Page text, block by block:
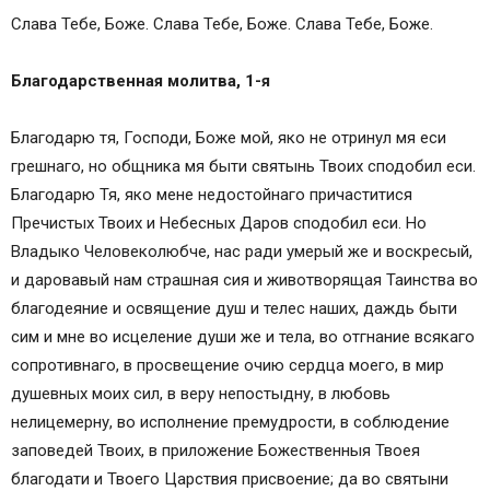
Слава Тебе, Боже. Слава Тебе, Боже. Слава Тебе, Боже.
Благодарственная молитва, 1-я
Благодарю тя, Господи, Боже мой, яко не отринул мя еси
грешнаго, но общника мя быти святынь Твоих сподобил еси.
Благодарю Тя, яко мене недостойнаго причаститися
Пречистых Твоих и Небесных Даров сподобил еси. Но
Владыко Человеколюбче, нас ради умерый же и воскресый,
и даровавый нам страшная сия и животворящая Таинства во
благодеяние и освящение душ и телес наших, даждь быти
сим и мне во исцеление души же и тела, во отгнание всякаго
сопротивнаго, в просвещение очию сердца моего, в мир
душевных моих сил, в веру непостыдну, в любовь
нелицемерну, во исполнение премудрости, в соблюдение
заповедей Твоих, в приложение Божественныя Твоея
благодати и Твоего Царствия присвоение; да во святыни